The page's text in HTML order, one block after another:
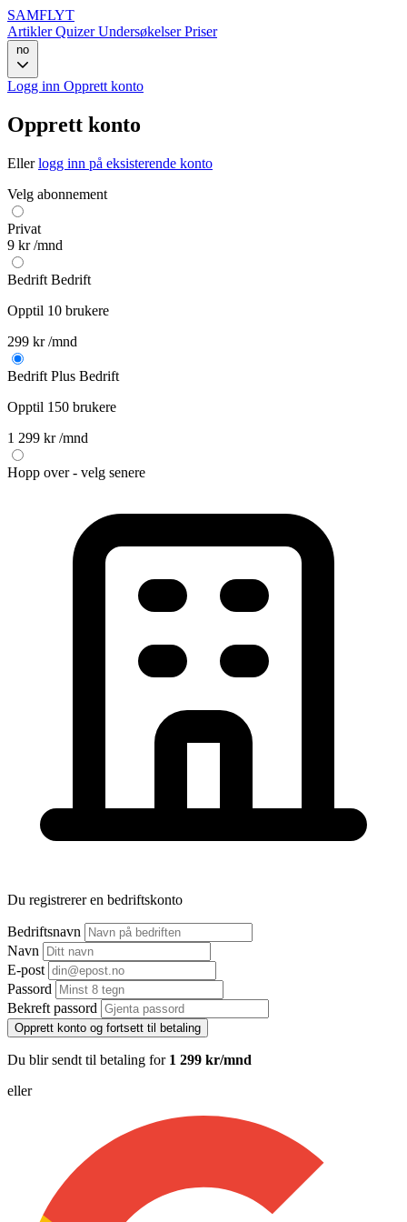
SAMFLYT
ArtiklerQuizerUndersøkelserPriser
no
Logg inn Opprett konto
Opprett konto
Ellerlogg inn på eksisterende konto
Velg abonnement
Privat
9 kr /mnd
Bedrift Bedrift
Opptil 10 brukere
299 kr /mnd
Bedrift Plus Bedrift
Opptil 150 brukere
1 299 kr /mnd
Hopp over - velg senere
Du registrerer en bedriftskonto
Bedriftsnavn
Navn
E-post
Passord
Bekreft passord
Opprett konto og fortsett til betaling
Du blir sendt til betaling for 1 299 kr/mnd
eller